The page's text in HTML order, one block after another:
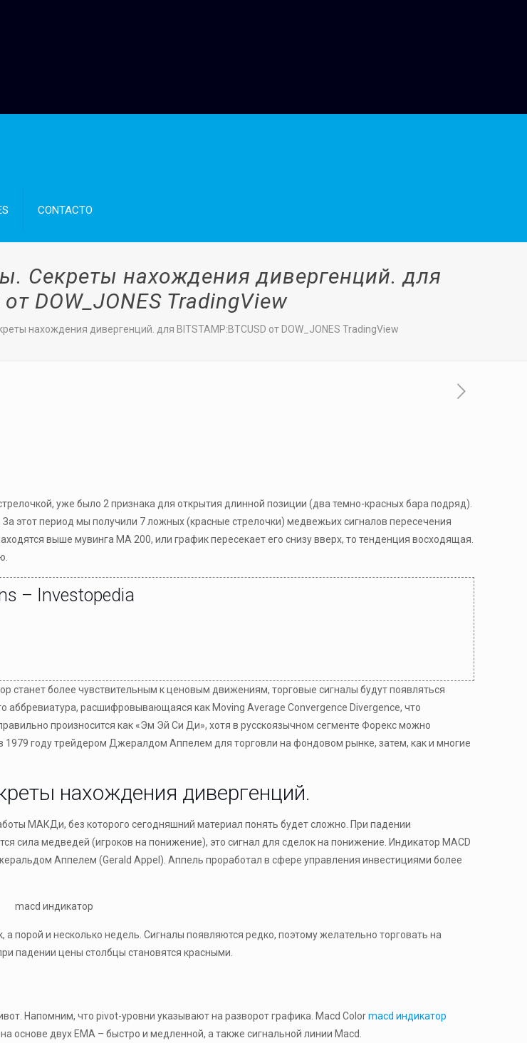
CONTACTO
Секреты нахождения дивергенций. для
DOW_JONES TradingView
нахождения дивергенций. для BITSTAMP:BTCUSD от DOW_JONES TradingView
уже было 2 признака для открытия длинной позиции (два темно-красных бара подряд).
этот период мы получили 7 ложных (красные стрелочки) медвежьих сигналов пересечения
выше мувинга MA 200, или график пересекает его снизу вверх, то тенденция восходящая.
– Investopedia
более чувствительным к ценовым движениям, торговые сигналы будут появляться
аббревиатура, расшифровывающаяся как Moving Average Convergence Divergence, что
произносится как «Эм Эй Си Ди», хотя в русскоязычном сегменте Форекс можно
1979 году трейдером Джералдом Аппелем для торговли на фондовом рынке, затем, как и многие
нахождения дивергенций.
МАКДи, без которого сегодняшний материал понять будет сложно. При падении
сила медведей (игроков на понижение), это сигнал для сделок на понижение. Индикатор MACD
Аппелем (Gerald Appel). Аппель проработал в сфере управления инвестициями более
порой и несколько недель. Сигналы появляются редко, поэтому желательно торговать на
падении цены столбцы становятся красными.
Напомним, что pivot-уровни указывают на разворот графика. Macd Colormacd индикатор
основе двух EMA – быстро и медленной, а также сигнальной линии Macd.